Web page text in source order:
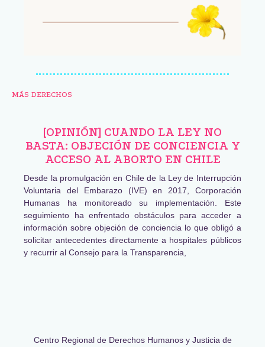
MÁS DERECHOS
[OPINIÓN] CUANDO LA LEY NO
BASTA: OBJECIÓN DE CONCIENCIA Y
ACCESO AL ABORTO EN CHILE
Desde la promulgación en Chile de la Ley de Interrupción
Voluntaria del Embarazo (IVE) en 2017, Corporación
Humanas ha monitoreado su implementación. Este
seguimiento ha enfrentado obstáculos para acceder a
información sobre objeción de conciencia lo que obligó a
solicitar antecedentes directamente a hospitales públicos
y recurrir al Consejo para la Transparencia,
Centro Regional de Derechos Humanos y Justicia de